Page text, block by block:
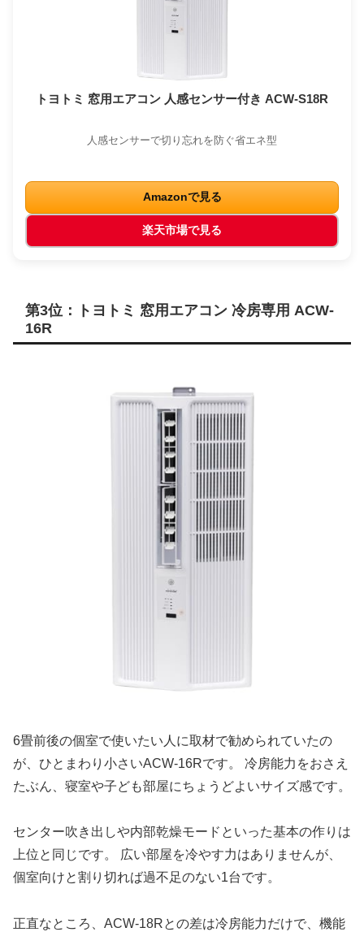
トヨトミ 窓用エアコン 人感センサー付き ACW-S18R
人感センサーで切り忘れを防ぐ省エネ型
Amazonで見る
楽天市場で見る
第3位：トヨトミ 窓用エアコン 冷房専用 ACW-
16R
6畳前後の個室で使いたい人に取材で勧められていたの
が、ひとまわり小さいACW-16Rです。 冷房能力をおさえ
たぶん、寝室や子ども部屋にちょうどよいサイズ感です。
センター吹き出しや内部乾燥モードといった基本の作りは
上位と同じです。 広い部屋を冷やす力はありませんが、
個室向けと割り切れば過不足のない1台です。
正直なところ、ACW-18Rとの差は冷房能力だけで、機能